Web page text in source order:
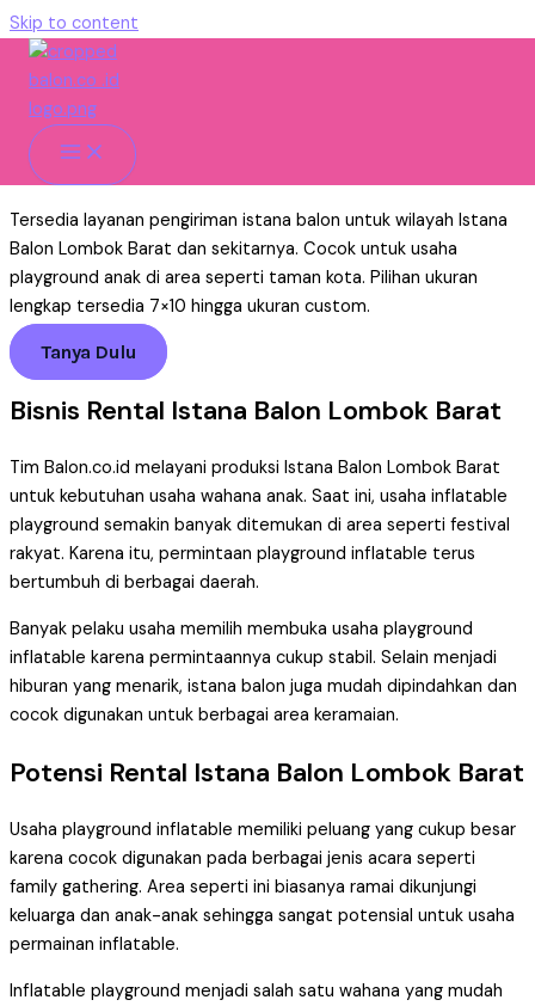
Skip to content
Istana Balon Lombok Barat
Untuk Usaha Rental
Home »Istana Balon
Barat
Tersedia layanan pengiriman istana balon untuk wilayah Istana
Balon Lombok Barat dan sekitarnya. Cocok untuk usaha
playground anak di area seperti taman kota. Pilihan ukuran
lengkap tersedia 7×10 hingga ukuran custom.
Tanya Dulu
Bisnis Rental Istana Balon Lombok Barat
Tim Balon.co.id melayani produksi Istana Balon Lombok Barat
untuk kebutuhan usaha wahana anak. Saat ini, usaha inflatable
playground semakin banyak ditemukan di area seperti festival
rakyat. Karena itu, permintaan playground inflatable terus
bertumbuh di berbagai daerah.
Banyak pelaku usaha memilih membuka usaha playground
inflatable karena permintaannya cukup stabil. Selain menjadi
hiburan yang menarik, istana balon juga mudah dipindahkan dan
cocok digunakan untuk berbagai area keramaian.
Potensi Rental Istana Balon Lombok Barat
Usaha playground inflatable memiliki peluang yang cukup besar
karena cocok digunakan pada berbagai jenis acara seperti
family gathering. Area seperti ini biasanya ramai dikunjungi
keluarga dan anak-anak sehingga sangat potensial untuk usaha
permainan inflatable.
Inflatable playground menjadi salah satu wahana yang mudah